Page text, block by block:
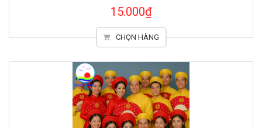
15.000₫
CHỌN HÀNG